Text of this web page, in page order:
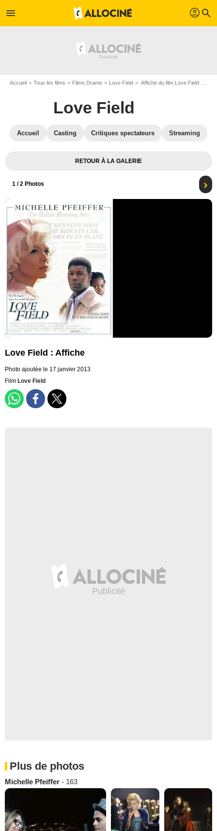
menu profil search
Accueil Tous les films Films Drame Love Field Affiche du film Love Field - Photo 1
Love Field
Accueil Casting Critiques spectateurs Streaming
RETOUR À LA GALERIE
1 / 2 Photos
Love Field : Affiche
Photo ajoutée le 17 janvier 2013
Film Love Field
Plus de photos
Michelle Pfeiffer - 163